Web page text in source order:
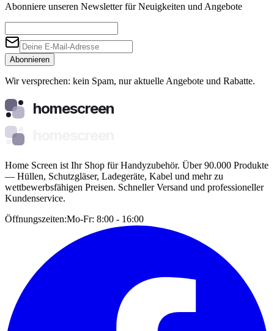
Abonniere unseren Newsletter für Neuigkeiten und Angebote
Abonnieren
Wir versprechen: kein Spam, nur aktuelle Angebote und Rabatte.
homescreen
Home Screen ist Ihr Shop für Handyzubehör. Über 90.000 Produkte
— Hüllen, Schutzgläser, Ladegeräte, Kabel und mehr zu
wettbewerbsfähigen Preisen. Schneller Versand und professioneller
Kundenservice.
Öffnungszeiten:Mo-Fr: 8:00 - 16:00